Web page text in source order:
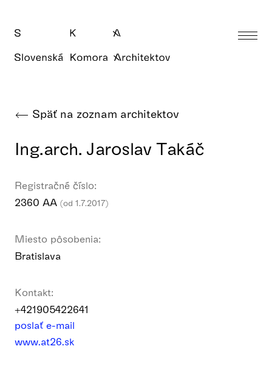
Späť na zoznam architektov
Ing.arch. Jaroslav Takáč
Registračné číslo:
2360 AA (od 1.7.2017)
Miesto pôsobenia:
Bratislava
Kontakt:
+421905422641
poslať e-mail
www.at26.sk